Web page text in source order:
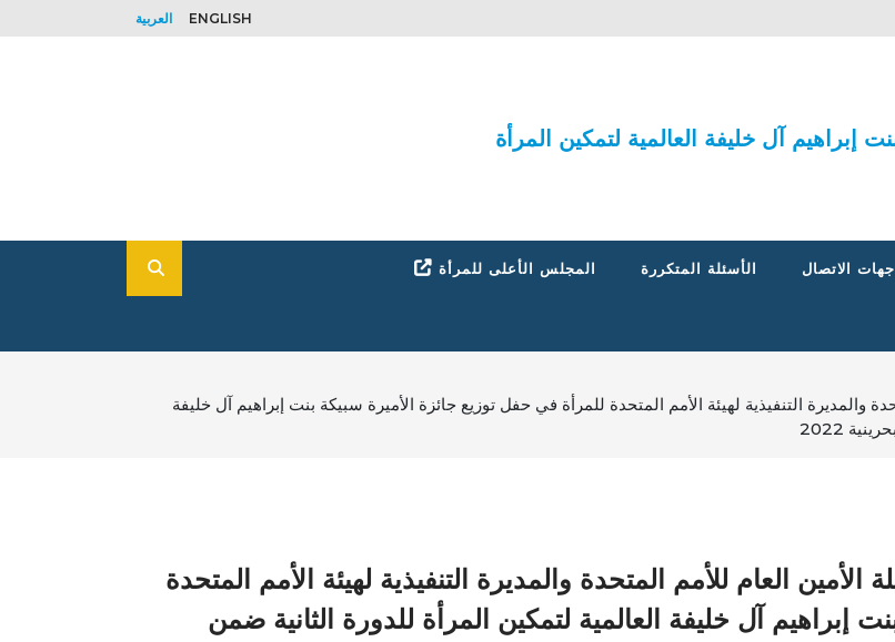
ENGLISH العربية
إبراهيم آل خليفة العالمية لتمكين المرأة
جهات الاتصال الأسئلة المتكررة المجلس الأعلى للمرأة
التنفيذية لهيئة الأمم المتحدة للمرأة في حفل توزيع جائزة الأميرة سبيكة بنت إبراهيم آل خليفة
2022
العام للأمم المتحدة والمديرة التنفيذية لهيئة الأمم المتحدة
إبراهيم آل خليفة العالمية لتمكين المرأة للدورة الثانية ضمن